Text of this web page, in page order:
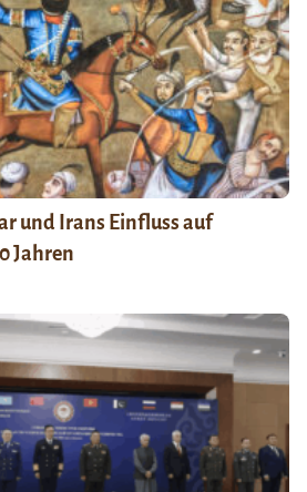
und Irans Einfluss auf
Jahren